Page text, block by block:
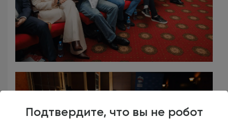
Подтвердите, что вы не робот